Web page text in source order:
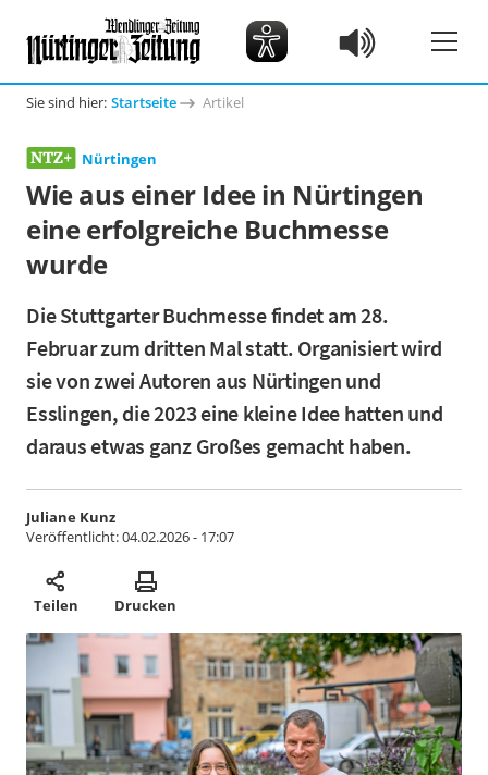
Sie sind hier: Startseite Artikel
Nürtingen
Wie aus einer Idee in Nürtingen
eine erfolgreiche Buchmesse
wurde
Die Stuttgarter Buchmesse findet am 28.
Februar zum dritten Mal statt. Organisiert wird
sie von zwei Autoren aus Nürtingen und
Esslingen, die 2023 eine kleine Idee hatten und
daraus etwas ganz Großes gemacht haben.
Juliane Kunz
Veröffentlicht:04.02.2026 - 17:07
Teilen Drucken